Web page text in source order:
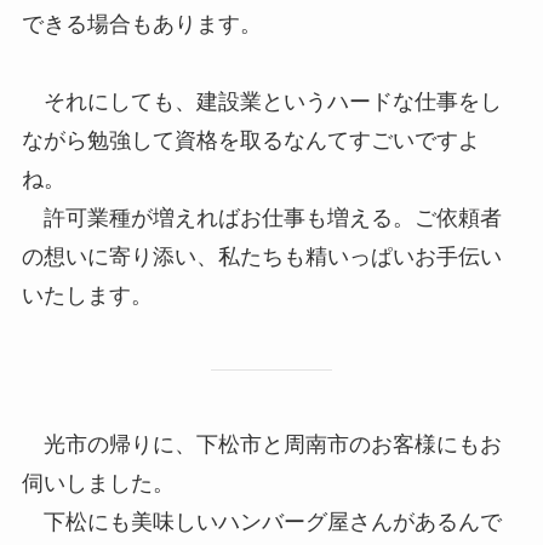
できる場合もあります。
それにしても、建設業というハードな仕事をし
ながら勉強して資格を取るなんてすごいですよ
ね。
許可業種が増えればお仕事も増える。ご依頼者
の想いに寄り添い、私たちも精いっぱいお手伝い
いたします。
光市の帰りに、下松市と周南市のお客様にもお
伺いしました。
下松にも美味しいハンバーグ屋さんがあるんで